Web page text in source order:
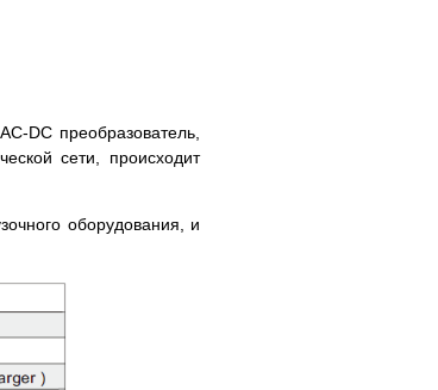
DC преобразователь,
сети, происходит
оборудования, и